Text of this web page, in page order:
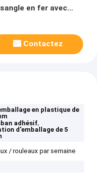
en fer avec
pneumatique
Contactez
en plastique de
adhésif,
d'emballage de 5
/ rouleaux par semaine